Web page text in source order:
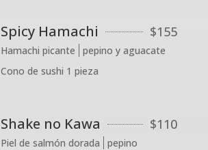
Spicy Hamachi $155
Hamachi picante
pepino y aguacate
Cono de sushi 1 pieza
Shake no Kawa $110
Piel de salmón dorada
pepino